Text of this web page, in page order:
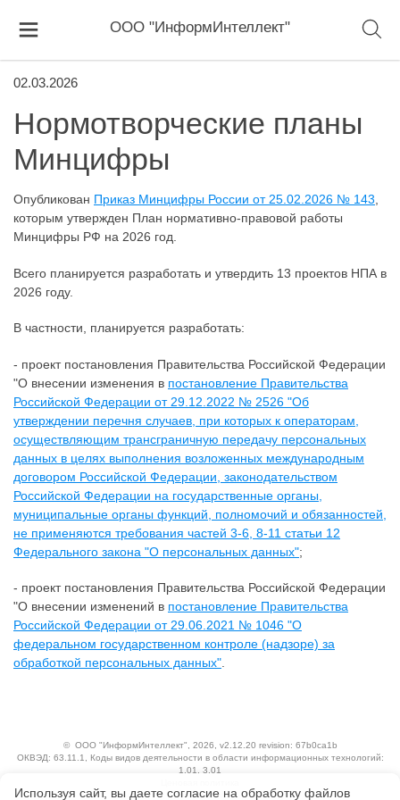
ООО "ИнформИнтеллект"
02.03.2026
Нормотворческие планы
Минцифры
Опубликован Приказ Минцифры России от 25.02.2026 № 143
которым утвержден План нормативно-правовой работы
Минцифры РФ на 2026 год.
Всего планируется разработать и утвердить 13 проектов НПА в
2026 году.
В частности, планируется разработать:
- проект постановления Правительства Российской Федерации
"О внесении изменения в постановление Правительства
Российской Федерации от 29.12.2022 № 2526 "Об
утверждении перечня случаев, при которых к операторам,
осуществляющим трансграничную передачу персональных
данных в целях выполнения возложенных международным
договором Российской Федерации, законодательством
Российской Федерации на государственные органы,
муниципальные органы функций, полномочий и обязанностей,
не применяются требования частей 3-6, 8-11 статьи 12
Федерального закона "О персональных данных";
- проект постановления Правительства Российской Федерации
"О внесении изменений в постановление Правительства
Российской Федерации от 29.06.2021 № 1046 "О
федеральном государственном контроле (надзоре) за
обработкой персональных данных".
© ООО "ИнформИнтеллект", 2026, v2.12.20 revision: 67b0ca1b
ОКВЭД: 63.11.1, Коды видов деятельности в области информационных технологий:
1.01, 3.01
Технологии
Используя сайт, вы даете согласие на обработку файлов